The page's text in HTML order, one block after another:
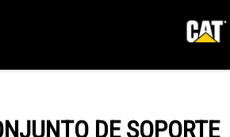
DE SOPORTE